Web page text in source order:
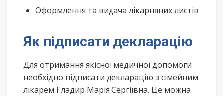
Оформлення та видача лікарняних листів
Як підписати декларацію
Для отримання якісної медичної допомоги
необхідно підписати декларацію з сімейним
лікарем Гладир Марія Сергіївна. Це можна